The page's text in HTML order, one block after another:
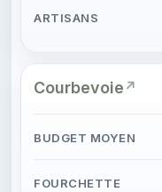
Courbevoie